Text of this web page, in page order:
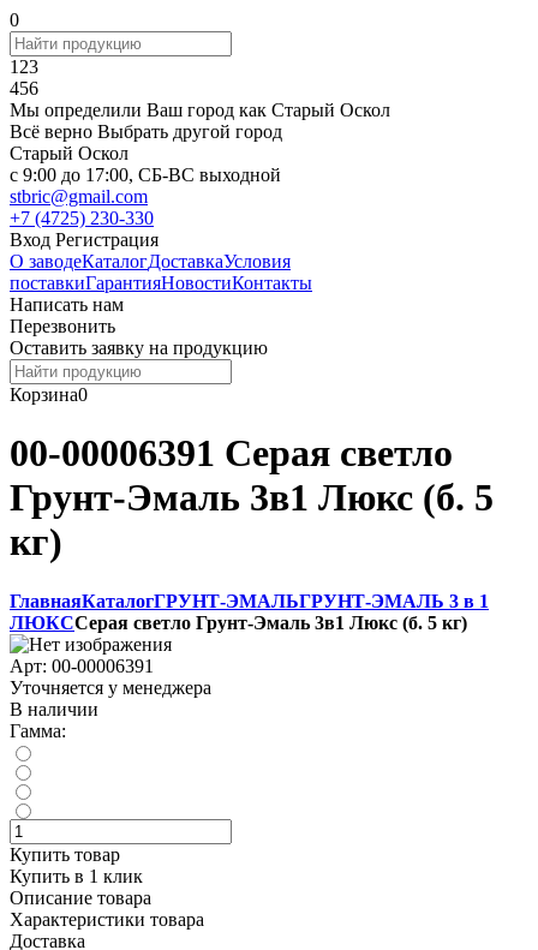
0
123
456
Мы определили Ваш город как Старый Оскол
Всё верно Выбрать другой город
Старый Оскол
c 9:00 до 17:00, СБ-ВС выходной
stbric@gmail.com
+7 (4725) 230-330
Вход Регистрация
О заводеКаталогДоставкаУсловия
поставкиГарантияНовостиКонтакты
Написать нам
Перезвонить
Оставить заявку на продукцию
Корзина0
00-00006391 Серая светло
Грунт-Эмаль 3в1 Люкс (б. 5
кг)
ГлавнаяКаталогГРУНТ-ЭМАЛЬГРУНТ-ЭМАЛЬ 3 в 1
ЛЮКССерая светло Грунт-Эмаль 3в1 Люкс (б. 5 кг)
Арт: 00-00006391
Уточняется у менеджера
В наличии
Гамма:
Купить товар
Купить в 1 клик
Описание товара
Характеристики товара
Доставка